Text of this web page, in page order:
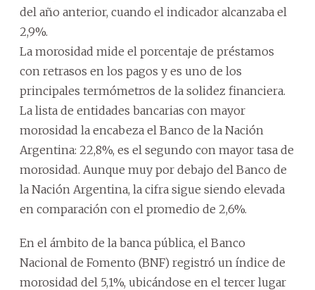
del año anterior, cuando el indicador alcanzaba el
2,9%.
La morosidad mide el porcentaje de préstamos
con retrasos en los pagos y es uno de los
principales termómetros de la solidez financiera.
La lista de entidades bancarias con mayor
morosidad la encabeza el Banco de la Nación
Argentina: 22,8%, es el segundo con mayor tasa de
morosidad. Aunque muy por debajo del Banco de
la Nación Argentina, la cifra sigue siendo elevada
en comparación con el promedio de 2,6%.
En el ámbito de la banca pública, el Banco
Nacional de Fomento (BNF) registró un índice de
morosidad del 5,1%, ubicándose en el tercer lugar